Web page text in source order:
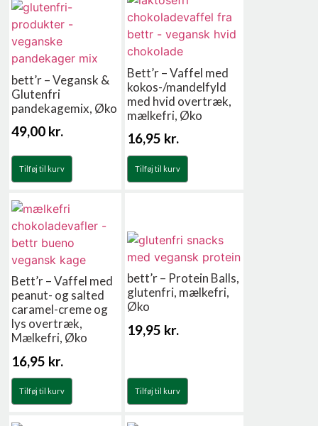
bett’r – Vegansk &
Glutenfri
pandekagemix, Øko
49,00 kr.
Tilføj til kurv
Bett’r – Vaffel med
kokos-/mandelfyld
med hvid overtræk,
mælkefri, Øko
16,95 kr.
Tilføj til kurv
Bett’r – Vaffel med
peanut- og salted
caramel-creme og
lys overtræk,
Mælkefri, Øko
16,95 kr.
Tilføj til kurv
bett’r – Protein Balls,
glutenfri, mælkefri,
Øko
19,95 kr.
Tilføj til kurv